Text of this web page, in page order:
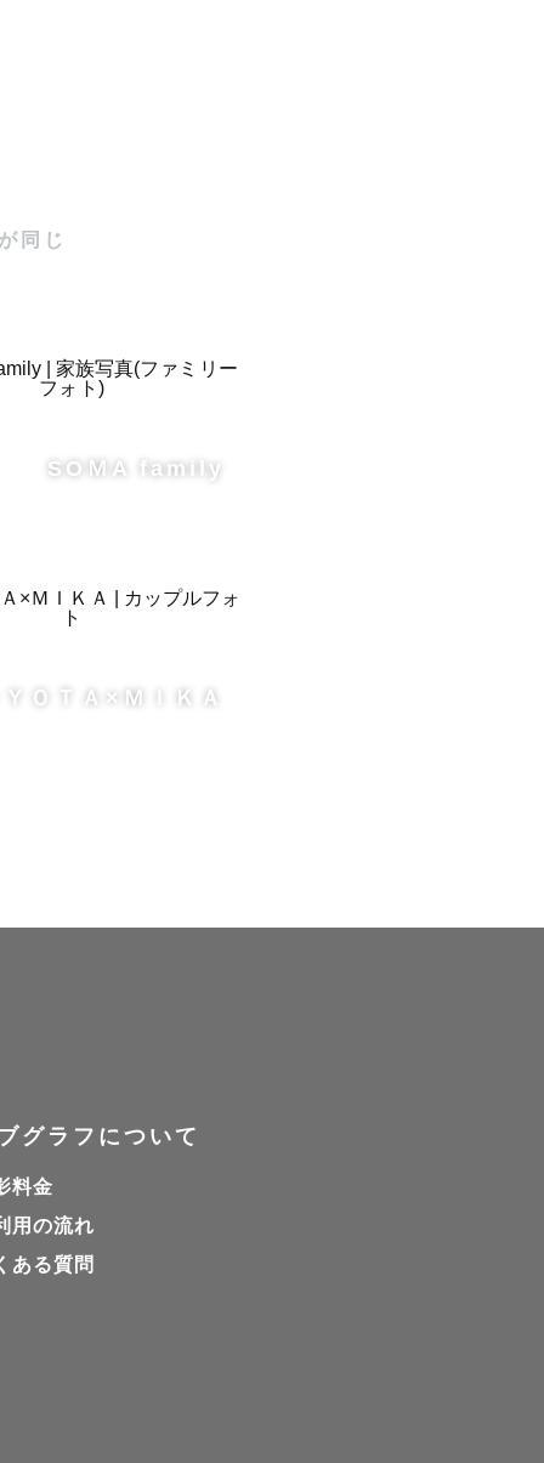
同じ
SOＭA family
ＹＯＴＡ×ＭＩＫＡ
グラフについて
料金
用の流れ
ある質問